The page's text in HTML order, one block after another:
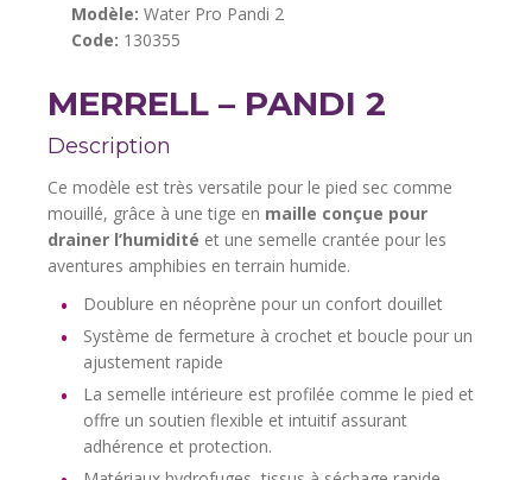
Modèle: Water Pro Pandi 2
Code: 130355
MERRELL – PANDI 2
Description
Ce modèle est très versatile pour le pied sec comme
mouillé, grâce à une tige en maille conçue pour
drainer l’humidité et une semelle crantée pour les
aventures amphibies en terrain humide.
Doublure en néoprène pour un confort douillet
Système de fermeture à crochet et boucle pour un
ajustement rapide
La semelle intérieure est profilée comme le pied et
offre un soutien flexible et intuitif assurant
adhérence et protection.